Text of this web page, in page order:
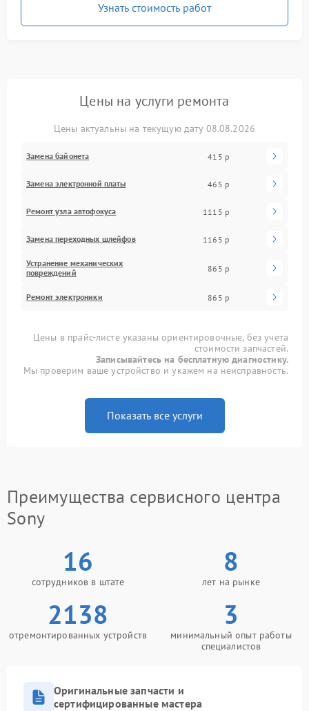
Узнать стоимость работ
Цены на услуги ремонта
Цены актуальны на текущую дату 08.08.2026
Замена байонета 415 р
Замена электронной платы 465 р
Ремонт узла автофокуса 1115 р
Замена переходных шлейфов 1165 р
Устранение механических
повреждений
865 р
Ремонт электроники 865 р
Цены в прайс-листе указаны ориентировочные, без учета
стоимости запчастей.
Записывайтесь на бесплатную диагностику.
Мы проверим ваше устройство и укажем на неисправность.
Показать все услуги
Преимущества сервисного центра
Sony
16
сотрудников в штате
8
лет на рынке
2138
отремонтированных устройств
3
минимальный опыт работы
специалистов
Оригинальные запчасти и
сертифицированные мастера